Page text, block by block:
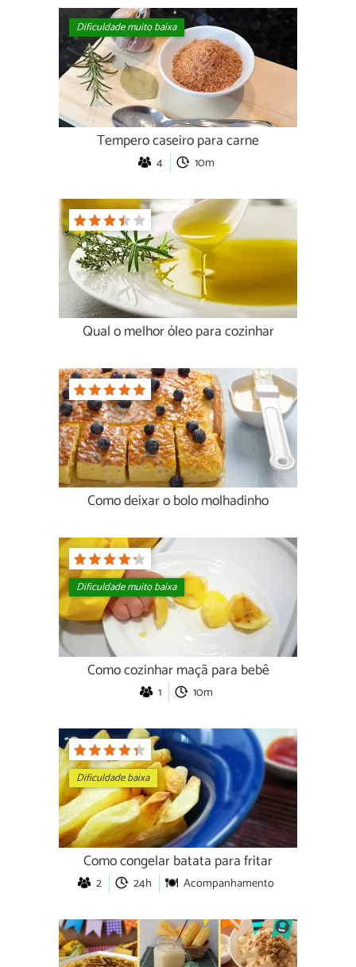
Dificuldade muito baixa
Tempero caseiro para carne
4 10m
Qual o melhor óleo para cozinhar
Como deixar o bolo molhadinho
Dificuldade muito baixa
Como cozinhar maçã para bebê
1 10m
Dificuldade baixa
Como congelar batata para fritar
2 24h Acompanhamento